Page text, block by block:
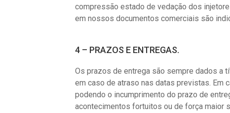
compressão estado de vedação dos
em nossos documentos comerciais são
4 – PRAZOS E ENTREGAS.
Os prazos de entrega são sempre dados a
em caso de atraso nas datas previstas. Em
podendo o incumprimento do prazo de
acontecimentos fortuitos ou de força maior